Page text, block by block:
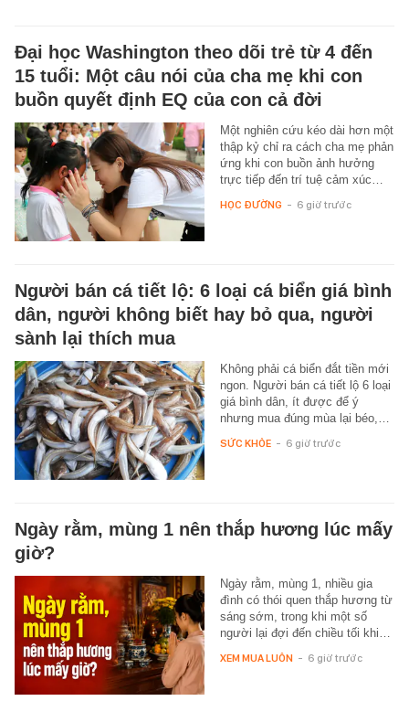
Đại học Washington theo dõi trẻ từ 4 đến
15 tuổi: Một câu nói của cha mẹ khi con
buồn quyết định EQ của con cả đời
Một nghiên cứu kéo dài hơn một
thập kỷ chỉ ra cách cha mẹ phản
ứng khi con buồn ảnh hưởng
trực tiếp đến trí tuệ cảm xúc…
HỌC ĐƯỜNG - 6 giờ trước
Người bán cá tiết lộ: 6 loại cá biển giá bình
dân, người không biết hay bỏ qua, người
sành lại thích mua
Không phải cá biển đắt tiền mới
ngon. Người bán cá tiết lộ 6 loại
giá bình dân, ít được để ý
nhưng mua đúng mùa lại béo,…
SỨC KHỎE - 6 giờ trước
Ngày rằm, mùng 1 nên thắp hương lúc mấy
giờ?
Ngày rằm, mùng 1, nhiều gia
đình có thói quen thắp hương từ
sáng sớm, trong khi một số
người lại đợi đến chiều tối khi…
XEM MUA LUÔN - 6 giờ trước